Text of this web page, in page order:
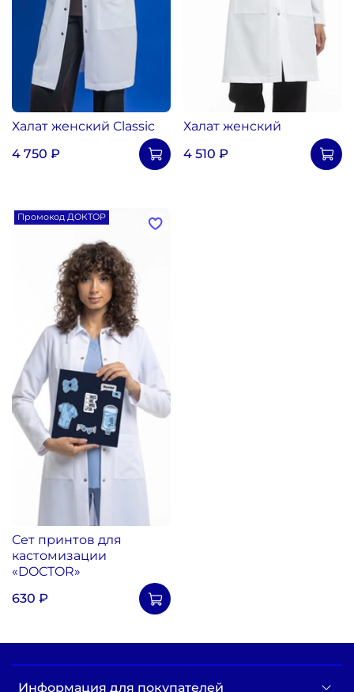
Халат женский Classic
4 750 ₽
Халат женский
4 510 ₽
Промокод ДОКТОР
Сет принтов для
кастомизации
«DOCTOR»
630 ₽
Информация для покупателей